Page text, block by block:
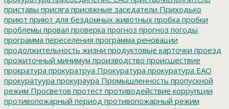
приставы присяга присяжные заседатели Приходько
приют приют для бездомных животных пробка пробки
проблемы провал проверка прогноз прогноз погоды
программа переселения программа реновации
продолжительность жизни продуктовые карточки проезд
прожиточный минимум производство происшествие
прократура прокуратруа Прокуратура прокуратура ЕАО
прокуратуура прокураура Промышленность пропускной
режим Просветов протест противодействие коррупции
противопожарный период противопожарный режим